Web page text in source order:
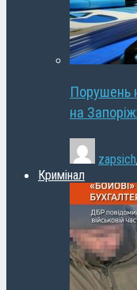
Порушень
на
zapsich,
Кримінал